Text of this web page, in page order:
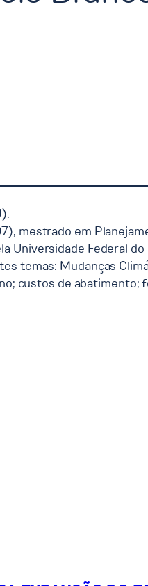
mestrado em
Universidade Federal
temas: Mudanças
custos de abatimento;